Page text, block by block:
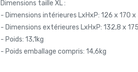
Dimensions taille XL :
- Dimensions intérieures LxHxP: 126 x 170
- Dimensions extérieures LxHxP: 132,8 x
- Poids: 13,1kg
- Poids emballage compris: 14,6kg